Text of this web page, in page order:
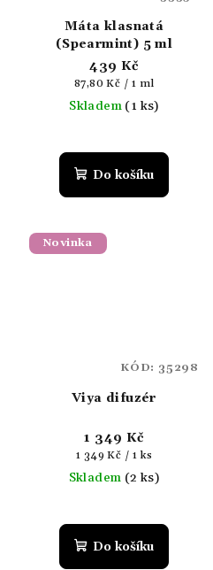
Máta klasnatá
(Spearmint) 5 ml
439 Kč
Měrná
cena:
87,80 Kč / 1 ml
Skladem (1 ks)
Do košíku
Novinka
Viya difuzér
1 349 Kč
Měrná
cena:
1 349 Kč / 1 ks
Skladem (2 ks)
Do košíku
KÓD: 35298